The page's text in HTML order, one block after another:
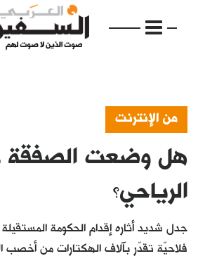
الرئيسية
مواضيع
إفتتاحية
فكرة
من الإنترنت
هل وضعت الصفقة
الرياحي؟
جدل شديد أثاره إقدام الحكومة
فلاحيّة تقدّر بآلاف الهكتارات من أخصب